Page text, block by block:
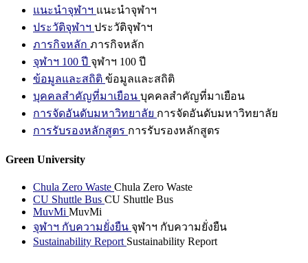
แนะนำจุฬาฯ แนะนำจุฬาฯ
ประวัติจุฬาฯ ประวัติจุฬาฯ
ภารกิจหลัก ภารกิจหลัก
จุฬาฯ 100 ปี จุฬาฯ 100 ปี
ข้อมูลและสถิติ ข้อมูลและสถิติ
บุคคลสำคัญที่มาเยือน บุคคลสำคัญที่มาเยือน
การจัดอันดับมหาวิทยาลัย การจัดอันดับมหาวิทยาลัย
การรับรองหลักสูตร การรับรองหลักสูตร
Green University
Chula Zero Waste Chula Zero Waste
CU Shuttle Bus CU Shuttle Bus
MuvMi MuvMi
จุฬาฯ กับความยั่งยืน จุฬาฯ กับความยั่งยืน
Sustainability Report Sustainability Report